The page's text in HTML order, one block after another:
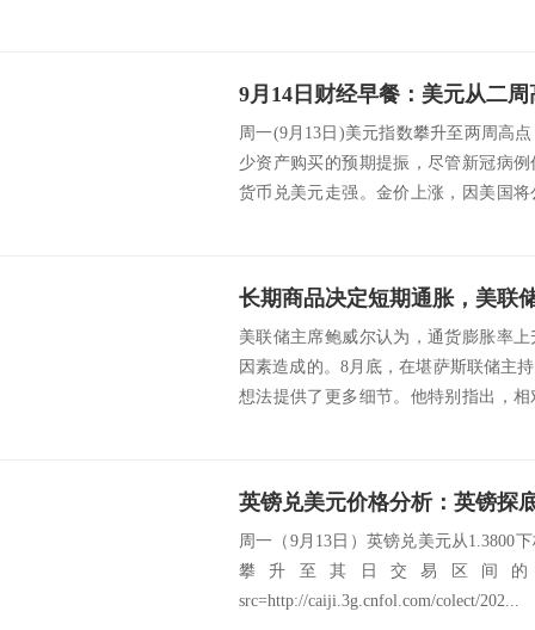
周一(9月13日)美元指数攀升至两周高
少资产购买的预期提振，尽管新冠病
货币兑美元走强。金价上涨，因美国
美联储主席鲍威尔认为，通货膨胀率
因素造成的。8月底，在堪萨斯联储主
想法提供了更多细节。他特别指出，
周一（9月13日）英镑兑美元从1.3800
攀升至其日交易区间的
src=http://caiji.3g.cnfol.com/colect/202...